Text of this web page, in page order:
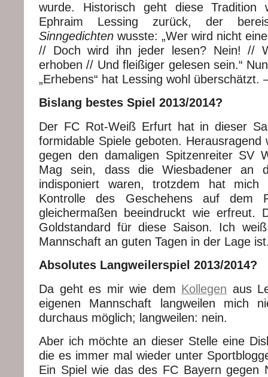
wurde. Historisch geht diese Tradition
Ephraim Lessing zurück, der
Sinngedichten wusste: „Wer wird nicht
// Doch wird ihn jeder lesen? Nein! //
erhoben // Und fleißiger gelesen sein.“
„Erhebens“ hat Lessing wohl überschätzt.
Bislang bestes Spiel 2013/2014?
Der FC Rot-Weiß Erfurt hat in dieser
formidable Spiele geboten. Herausragend
gegen den damaligen Spitzenreiter SV
Mag sein, dass die Wiesbadener an
indisponiert waren, trotzdem hat mich
Kontrolle des Geschehens auf dem
gleichermaßen beeindruckt wie erfreut.
Goldstandard für diese Saison. Ich
Mannschaft an guten Tagen in der Lage
Absolutes Langweilerspiel 2013/2014?
Da geht es mir wie dem Kollegen aus
eigenen Mannschaft langweilen mich
durchaus möglich; langweilen: nein.
Aber ich möchte an dieser Stelle eine
die es immer mal wieder unter
Ein Spiel wie das des FC Bayern gegen